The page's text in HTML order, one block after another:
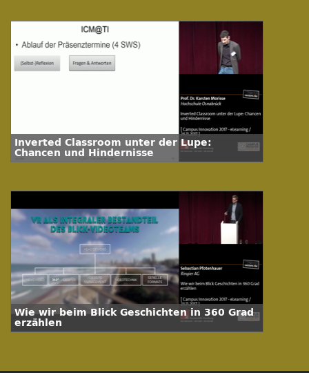
Inverted Classroom unter der Lupe:
Chancen und Hindernisse
Wie wir beim Blick Geschichten in 360 Grad
erzählen